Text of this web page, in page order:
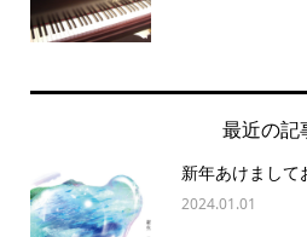
最近の記
新年あけまして
2024.01.01